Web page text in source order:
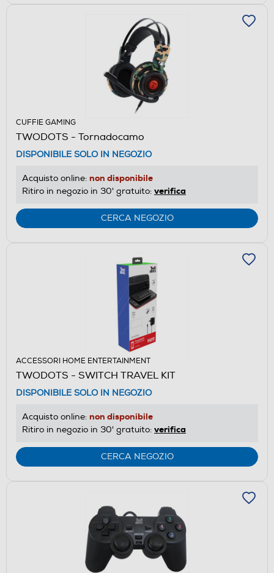
CUFFIE GAMING
TWODOTS - Tornadocamo
DISPONIBILE SOLO IN NEGOZIO
Acquisto online: non disponibile
Ritiro in negozio in 30' gratuito: verifica
CERCA NEGOZIO
ACCESSORI HOME ENTERTAINMENT
TWODOTS - SWITCH TRAVEL KIT
DISPONIBILE SOLO IN NEGOZIO
Acquisto online: non disponibile
Ritiro in negozio in 30' gratuito: verifica
CERCA NEGOZIO